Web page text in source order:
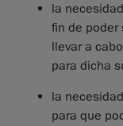
la
fin de poder
llevar a
para dicha
la
para que